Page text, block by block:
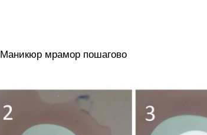
Маникюр мрамор пошагово